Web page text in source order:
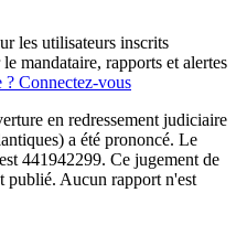
les utilisateurs inscrits
mandataire, rapports et alertes
? Connectez-vous
en redressement judiciaire
a été prononcé. Le
441942299. Ce jugement de
publié. Aucun rapport n'est